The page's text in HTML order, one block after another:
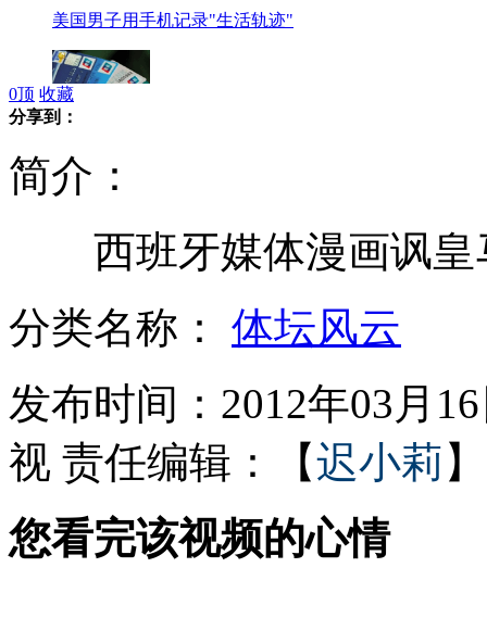
美国男子用手机记录"生活轨迹"
2014年奥赛省级冠军不再保送加分
未告知就代签 丢了将由快递赔
0顶 收藏
分享到：
简介：
西班牙媒体漫画讽皇
分类名称： 体坛风云
发布时间：2012年03月
视 责任编辑：【迟小莉 】
您看完该视频的心情